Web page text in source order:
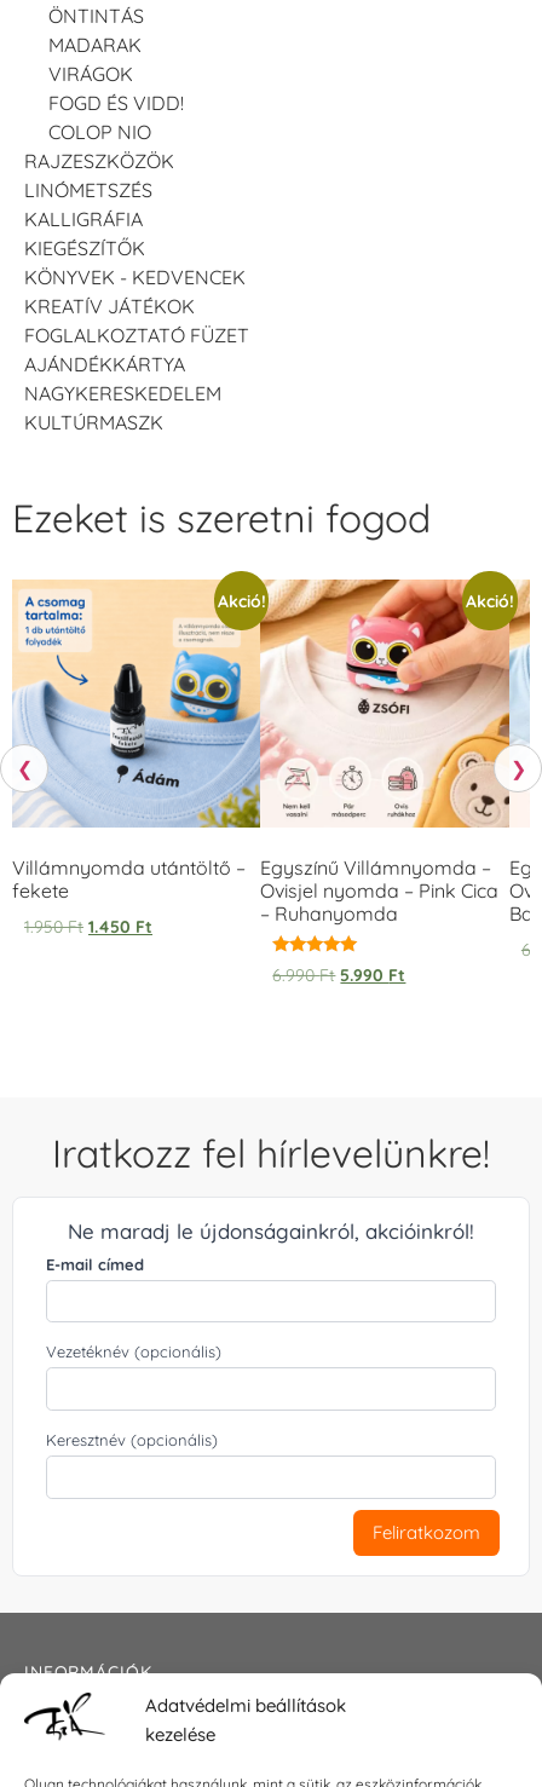
Adatvédelmi beállítások
kezelése
ÖNTINTÁS
MADARAK
VIRÁGOK
FOGD ÉS VIDD!
COLOP NIO
RAJZESZKÖZÖK
LINÓMETSZÉS
KALLIGRÁFIA
KIEGÉSZÍTŐK
KÖNYVEK - KEDVENCEK
KREATÍV JÁTÉKOK
FOGLALKOZTATÓ FÜZET
AJÁNDÉKKÁRTYA
NAGYKERESKEDELEM
KULTÚRMASZK
❮
Ezeket is szeretni fogod
Akció!
Villámnyomda utántöltő –
fekete
1.950Ft 1.450 Ft
Akció!
Egyszínű Villámnyomda –
Ovisjel nyomda – Pink Cica
– Ruhanyomda
Értékelés:
5.00
6.990Ft 5.990 Ft
❯
Iratkozz fel hírlevelünkre!
Ne maradj le újdonságainkról, akcióinkról!
E-mail címed
Vezetéknév (opcionális)
Keresztnév (opcionális)
Feliratkozom
INFORMÁCIÓK
Általános szerződési feltételek
Impresszum